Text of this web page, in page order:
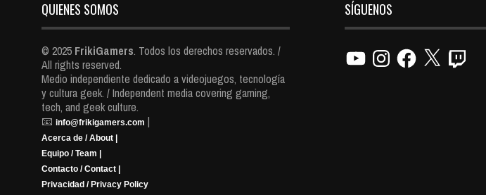
QUIENES SOMOS
© 2025 FrikiGamers. Todos los derechos reservados. /
All rights reserved.
Medio independiente dedicado a videojuegos, tecnología
y cultura geek. / Independent media covering gaming,
tech, and geek culture.
📧 info@frikigamers.com |
Acerca de / About |
Equipo / Team |
Contacto / Contact |
Privacidad / Privacy Policy
SÍGUENOS
YouTubeInstagramFacebook
X Twitch